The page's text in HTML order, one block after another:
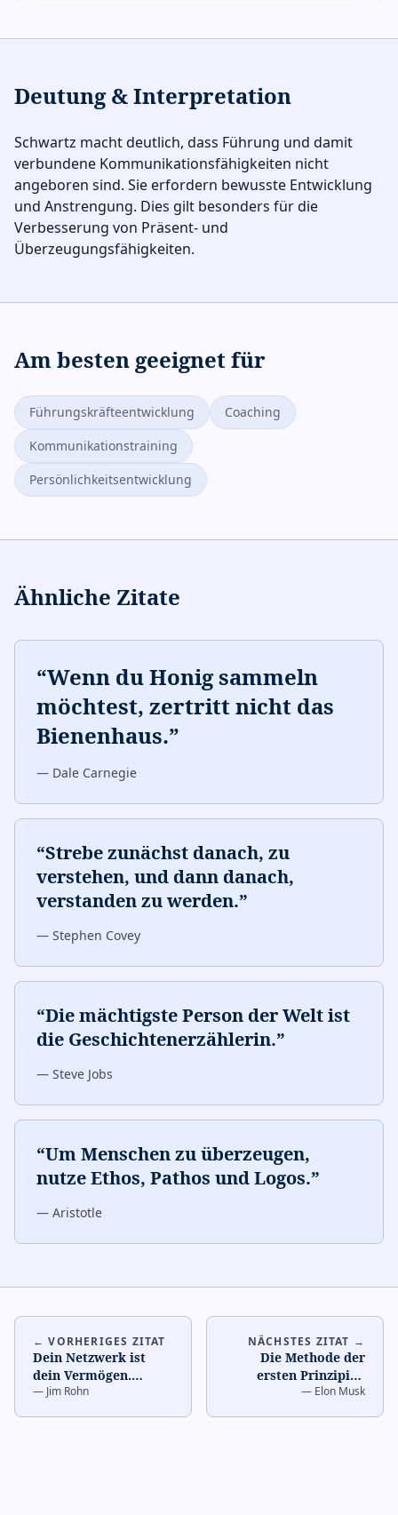
Deutung & Interpretation
Schwartz macht deutlich, dass Führung und damit
verbundene Kommunikationsfähigkeiten nicht
angeboren sind. Sie erfordern bewusste Entwicklung
und Anstrengung. Dies gilt besonders für die
Verbesserung von Präsent- und
Überzeugungsfähigkeiten.
Am besten geeignet für
Führungskräfteentwicklung
Coaching
Kommunikationstraining
Persönlichkeitsentwicklung
Ähnliche Zitate
“Wenn du Honig sammeln
möchtest, zertritt nicht das
Bienenhaus.”
— Dale Carnegie
“Strebe zunächst danach, zu
verstehen, und dann danach,
verstanden zu werden.”
— Stephen Covey
“Die mächtigste Person der Welt ist
die Geschichtenerzählerin.”
— Steve Jobs
“Um Menschen zu überzeugen,
nutze Ethos, Pathos und Logos.”
— Aristotle
← VORHERIGES ZITAT
Dein Netzwerk ist
dein Vermögen.…
— Jim Rohn
NÄCHSTES ZITAT →
Die Methode der
ersten Prinzipien
ermöglicht es dir,
— Elon Musk